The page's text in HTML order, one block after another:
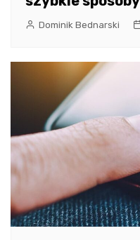
Dominik Bednarski